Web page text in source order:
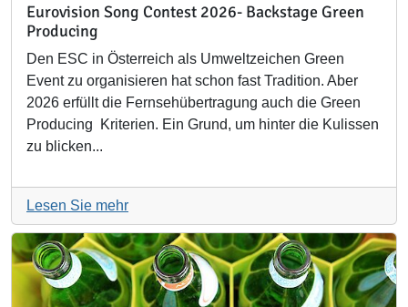
Eurovision Song Contest 2026- Backstage Green
Producing
Den ESC in Österreich als Umweltzeichen Green
Event zu organisieren hat schon fast Tradition. Aber
2026 erfüllt die Fernsehübertragung auch die Green
Producing Kriterien. Ein Grund, um hinter die Kulissen
zu blicken...
Lesen Sie mehr